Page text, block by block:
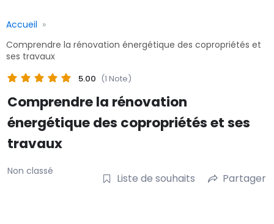
Accueil
Comprendre la rénovation énergétique des copropriétés et
ses travaux
5.00 (1 Note)
Comprendre la rénovation
énergétique des copropriétés et ses
travaux
Non classé
Liste de souhaits Partager